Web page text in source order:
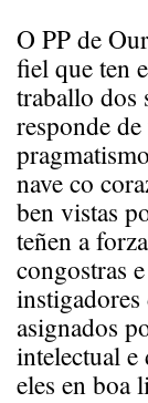
O PP de
fiel que ten
traballo dos
responde
nave co
ben vistas
teñen a
congostras
instigadores
asignados
intelectual
eles en boa